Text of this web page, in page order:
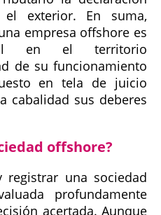
exterior. En suma,
empresa offshore es
en el territorio
de su funcionamiento
en tela de juicio
cabalidad sus deberes
offshore?
una sociedad
profundamente
acertada. Aunque